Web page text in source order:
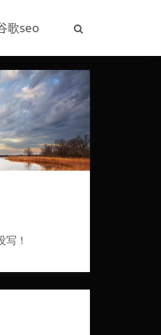
歌seo
写！